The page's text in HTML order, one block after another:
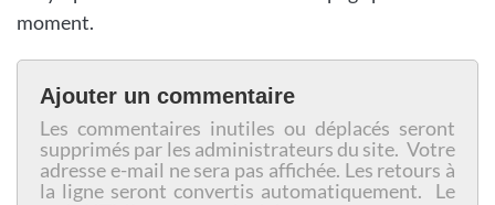
moment.
Ajouter un commentaire
Les commentaires inutiles ou déplacés seront
supprimés par les administrateurs du site. Votre
adresse e-mail ne sera pas affichée. Les retours à
la ligne seront convertis automatiquement. Le